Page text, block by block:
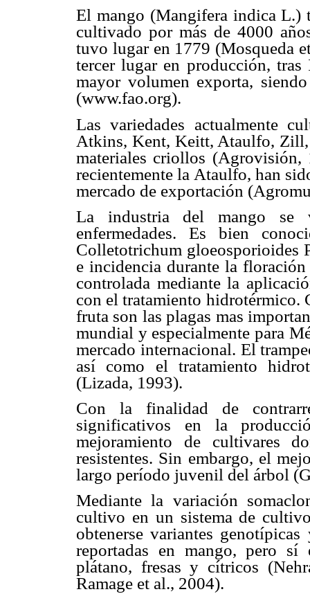
El mango (Mangifera indica L.)
cultivado por más de 4000
tuvo lugar en 1779 (Mosqueda
tercer lugar en producción,
mayor volumen exporta,
(www.fao.org).
Las variedades actualmente
Atkins, Kent, Keitt, Ataulfo,
materiales criollos (Agrovisión,
recientemente la Ataulfo, han
mercado de exportación
La industria del mango se
enfermedades. Es bien
Colletotrichum gloeosporioides
e incidencia durante la
controlada mediante la
con el tratamiento hidrotérmico.
fruta son las plagas mas
mundial y especialmente para
mercado internacional. El
así como el tratamiento
(Lizada, 1993).
Con la finalidad de
significativos en la
mejoramiento de cultivares
resistentes. Sin embargo, el
largo período juvenil del árbol
Mediante la variación
cultivo en un sistema de
obtenerse variantes
reportadas en mango, pero sí
plátano, fresas y cítricos
Ramage et al., 2004).